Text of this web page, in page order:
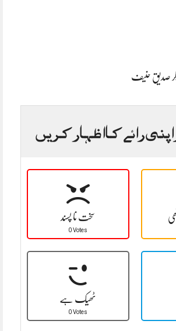
بکر صدیق حنیف
رائے کا اظہار کریں
سخت نا پسند
0 Votes
ٹھیک ہے
0 Votes